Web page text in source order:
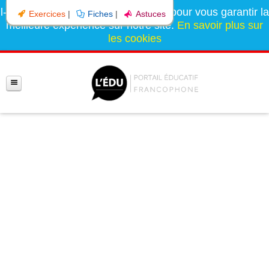
l-education.com utilise des cookies pour vous garantir la
meilleure expérience sur notre site. En savoir plus sur
les cookies
Exercices | Fiches | Astuces